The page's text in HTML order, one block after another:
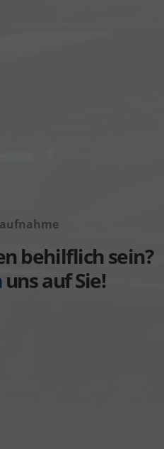
behilflich sein?
uns auf Sie!